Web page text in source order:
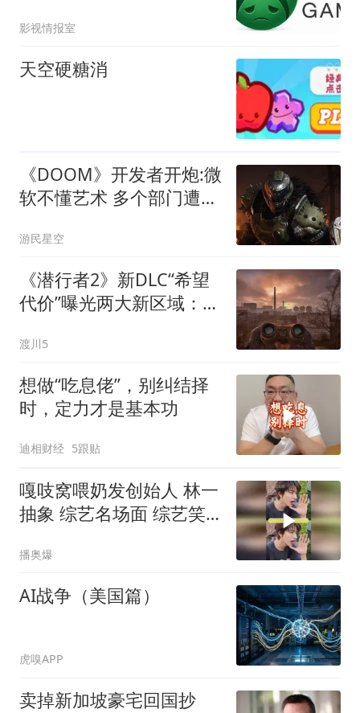
影视情报室
天空硬糖消
《DOOM》开发者开炮:微
软不懂艺术 多个部门遭重
游民星空
《潜行者2》新DLC“希望
代价”曝光两大新区域：数
独占
渡川5
想做“吃息佬”，别纠结择
时，定力才是基本功
迪相财经 5跟贴
嘎吱窝喂奶发创始人 林一
抽象 综艺名场面 综艺笑
播奥爆
AI战争（美国篇）
虎嗅APP
卖掉新加坡豪宅回国抄